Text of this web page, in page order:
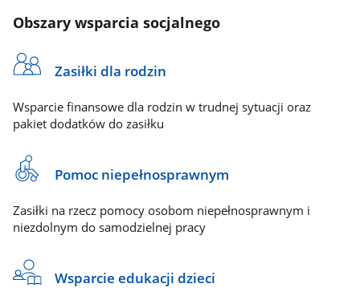
Obszary wsparcia socjalnego
Zasiłki dla rodzin
Wsparcie finansowe dla rodzin w trudnej sytuacji oraz
pakiet dodatków do zasiłku
Pomoc niepełnosprawnym
Zasiłki na rzecz pomocy osobom niepełnosprawnym i
niezdolnym do samodzielnej pracy
Wsparcie edukacji dzieci